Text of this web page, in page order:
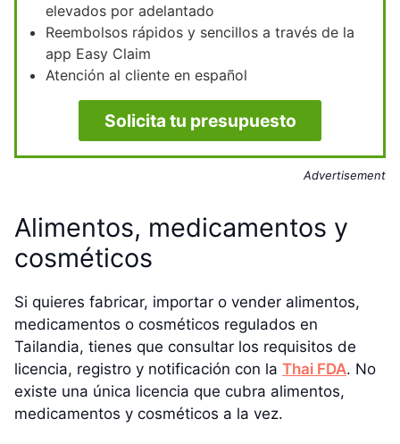
elevados por adelantado
Reembolsos rápidos y sencillos a través de la
app Easy Claim
Atención al cliente en español
Solicita tu presupuesto
Advertisement
Alimentos, medicamentos y
cosméticos
Si quieres fabricar, importar o vender alimentos,
medicamentos o cosméticos regulados en
Tailandia, tienes que consultar los requisitos de
licencia, registro y notificación con la Thai FDA. No
existe una única licencia que cubra alimentos,
medicamentos y cosméticos a la vez.